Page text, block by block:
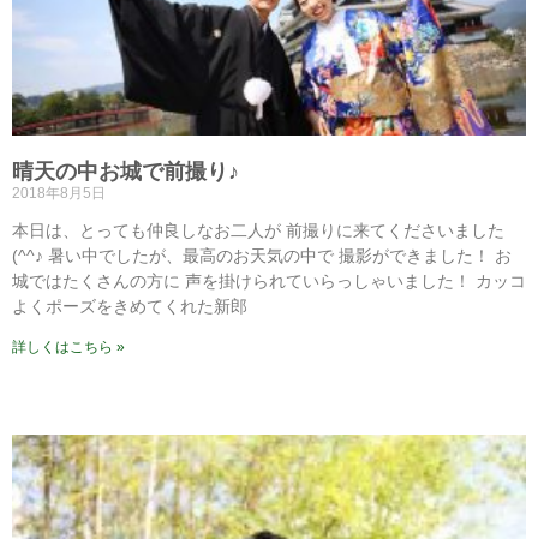
晴天の中お城で前撮り♪
2018年8月5日
本日は、とっても仲良しなお二人が 前撮りに来てくださいました
(^^♪ 暑い中でしたが、最高のお天気の中で 撮影ができました！ お
城ではたくさんの方に 声を掛けられていらっしゃいました！ カッコ
よくポーズをきめてくれた新郎
詳しくはこちら »